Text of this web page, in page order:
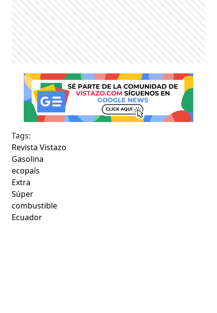
Tags:
Revista Vistazo
Gasolina
ecopaís
Extra
Súper
combustible
Ecuador